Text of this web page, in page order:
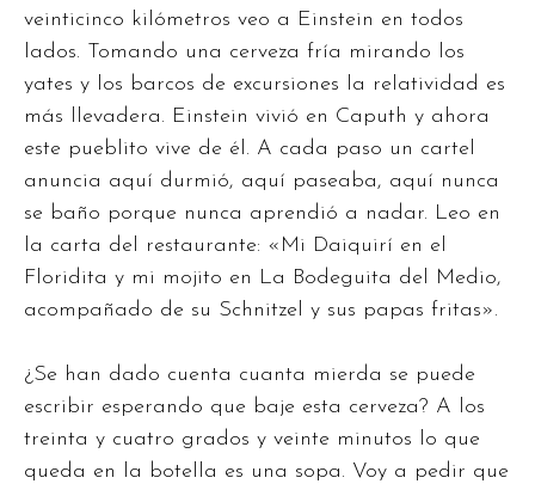
veinticinco kilómetros veo a Einstein en todos
lados. Tomando una cerveza fría mirando los
yates y los barcos de excursiones la relatividad es
más llevadera. Einstein vivió en Caputh y ahora
este pueblito vive de él. A cada paso un cartel
anuncia aquí durmió, aquí paseaba, aquí nunca
se baño porque nunca aprendió a nadar. Leo en
la carta del restaurante: «Mi Daiquirí en el
Floridita y mi mojito en La Bodeguita del Medio,
acompañado de su Schnitzel y sus papas fritas».
¿Se han dado cuenta cuanta mierda se puede
escribir esperando que baje esta cerveza? A los
treinta y cuatro grados y veinte minutos lo que
queda en la botella es una sopa. Voy a pedir que